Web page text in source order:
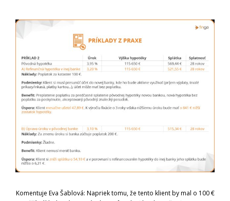
Komentuje Eva Šablová: Napriek tomu, že tento klient by mal o 100 €